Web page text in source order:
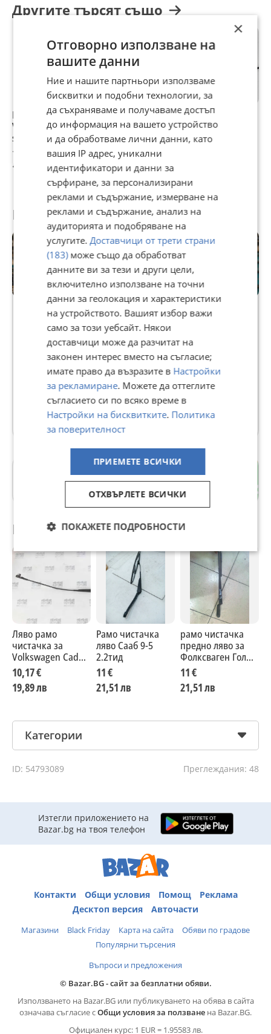
Другите търсят също
Бобина за VW
Volkswagen golf
seat
10 €
19,56 лв
Ляво Рамо
Чистачка
Фолксваген Голф
5 VW Golf 5
10,22 €
19,99 лв
Дясно Рамо
Чистачка
Фолксваген Голф
Потребител
Premium
SK Parts
В Bazar.BG от 12 ноември 2012г.
Последно активен вчера в 09:10 ч.
Телефон(и):0885391339
1819 Обяви
гр. Петрич
Препоръчани за теб
Ляво рамо
чистачка за
Volkswagen Caddy
III (2004-2010)
10,17 €
19,89 лв
Рамо чистачка
ляво Сааб 9-5
2.2тид
11 €
21,51 лв
рамо чистачка
предно ляво за
Фолксваген Голф
4 1.6
11 €
21,51 лв
Категории
ID: 54793089 Преглеждания: 48
Изтегли приложението на
Bazar.bg на твоя телефон
Контакти Общи условия Помощ
Реклама
Десктоп версия
Авточасти
Магазини Black Friday Карта на сайта
Обяви по градове
Популярни търсения
Въпроси и предложения
© Bazar.BG - сайт за безплатни обяви.
Използването на Bazar.BG или публикуването на обява в сайта
означава съгласие сОбщи условия за ползване на Bazar.BG.
Официален курс: 1 EUR = 1.95583 лв.
×
Отговорно използване на
вашите данни
Ние и нашите партньори използваме
бисквитки и подобни технологии, за
да съхраняваме и получаваме достъп
до информация на вашето устройство
и да обработваме лични данни, като
вашия IP адрес, уникални
идентификатори и данни за
сърфиране, за персонализирани
реклами и съдържание, измерване на
реклами и съдържание, анализ на
аудиторията и подобряване на
услугите.Доставчици от трети страни
(183)може също да обработват
данните ви за тези и други цели,
включително използване на точни
данни за геолокация и характеристики
на устройството. Вашият избор важи
само за този уебсайт. Някои
доставчици може да разчитат на
законен интерес вместо на съгласие;
имате право да възразите в Настройки
за рекламиране. Можете да оттеглите
съгласието си по всяко време в
Настройки на бисквитките. Политика
за поверителност
ПРИЕМЕТЕ ВСИЧКИ
ОТХВЪРЛЕТЕ ВСИЧКИ
ПОКАЖЕТЕ ПОДРОБНОСТИ